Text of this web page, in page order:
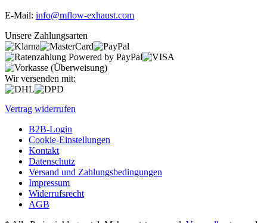
E-Mail: info@mflow-exhaust.com
Unsere Zahlungsarten
Wir versenden mit:
Vertrag widerrufen
B2B-Login
Cookie-Einstellungen
Kontakt
Datenschutz
Versand und Zahlungsbedingungen
Impressum
Widerrufsrecht
AGB